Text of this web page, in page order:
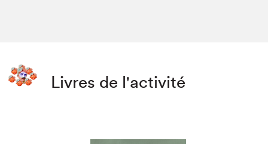
Livres de l'activité